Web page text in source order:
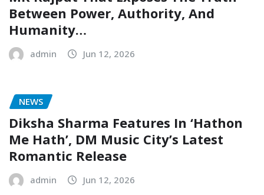
Between Power, Authority, And
Humanity…
admin Jun 12, 2026
NEWS
Diksha Sharma Features In ‘Hathon
Me Hath’, DM Music City’s Latest
Romantic Release
admin Jun 12, 2026